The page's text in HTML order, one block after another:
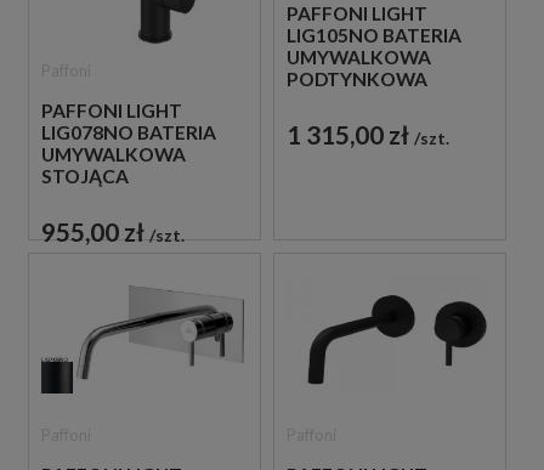
PAFFONI LIGHT
LIG078NO BATERIA
UMYWALKOWA
STOJĄCA
CZARNA
955,00 zł szt.
PAFFONI LIGHT
LIG105NO BATERIA
UMYWALKOWA
PODTYNKOWA
CZARNA
1 315,00 zł szt.